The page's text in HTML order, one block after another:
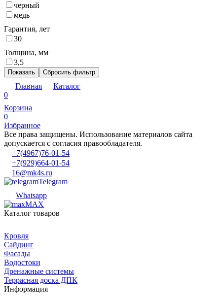
черный
медь
Гарантия, лет
30
Толщина, мм
3,5
Показать Сбросить фильтр
Главная
Каталог
0
Корзина
0
Избранное
Все права защищены. Использование материалов сайта
допускается с согласия правообладателя.
+7(4967)76-01-54
+7(929)664-01-54
16@mk4s.ru
Telegram
Whatsapp
MAX
Каталог товаров
Кровля
Сайдинг
Фасады
Водостоки
Дренажные системы
Террасная доска ДПК
Информация